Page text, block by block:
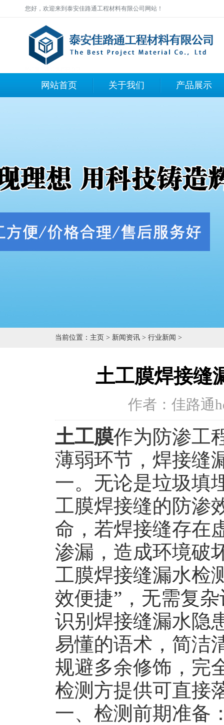
您好，欢迎来到泰安佳路通工程材料有限公司网站！
网站首页 关于我们 产品展示
当前位置： 主页 > 新闻资讯 > 行业新闻 >
土工膜焊接缝
作者：佳路通
土工膜作为防渗工
薄弱环节，焊接缝
一。无论是垃圾填
工膜焊接缝的防渗
命，若焊接缝存在
渗漏，造成环境破
工膜焊接缝漏水检
效便捷”，无需复
识别焊接缝漏水隐
易懂的语术，简洁
规避多余修饰，完
检测方提供可直接
一、检测前期准备